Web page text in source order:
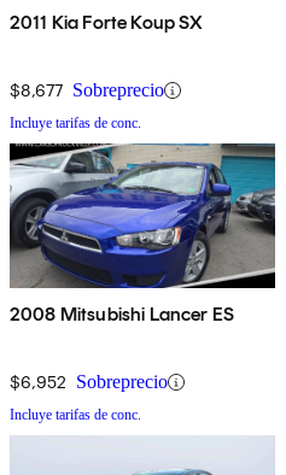
2011 Kia Forte Koup SX
$8,677 Sobreprecio
Incluye tarifas de conc.
2008 Mitsubishi Lancer ES
$6,952 Sobreprecio
Incluye tarifas de conc.